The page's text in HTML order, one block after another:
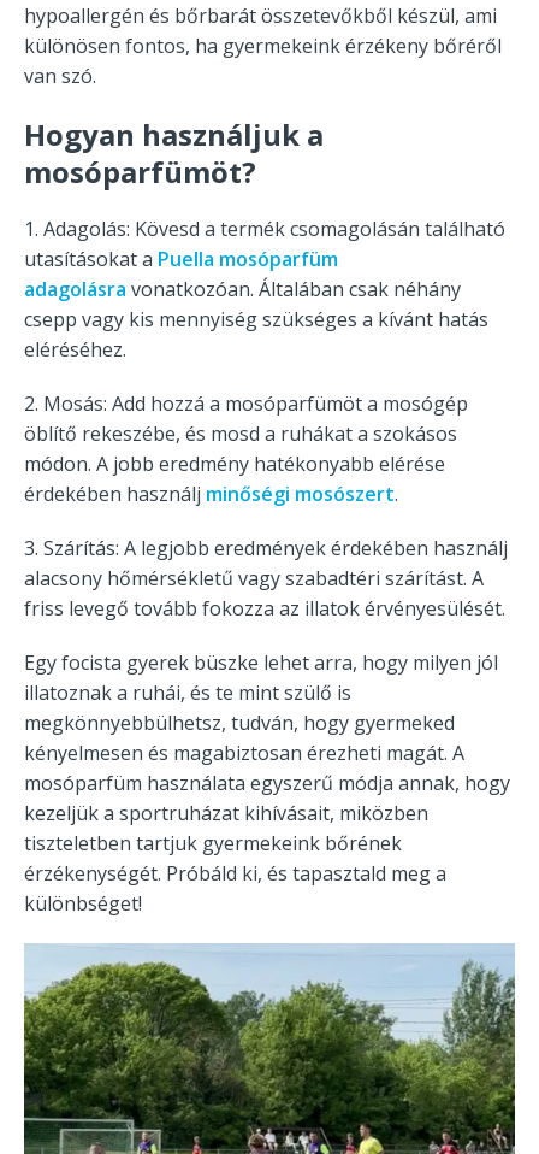
hypoallergén és bőrbarát összetevőkből készül, ami
különösen fontos, ha gyermekeink érzékeny bőréről
van szó.
Hogyan használjuk a
mosóparfümöt?
1. Adagolás: Kövesd a termék csomagolásán található
utasításokat a Puella mosóparfüm
adagolásra vonatkozóan. Általában csak néhány
csepp vagy kis mennyiség szükséges a kívánt hatás
eléréséhez.
2. Mosás: Add hozzá a mosóparfümöt a mosógép
öblítő rekeszébe, és mosd a ruhákat a szokásos
módon. A jobb eredmény hatékonyabb elérése
érdekében használj minőségi mosószert.
3. Szárítás: A legjobb eredmények érdekében használj
alacsony hőmérsékletű vagy szabadtéri szárítást. A
friss levegő tovább fokozza az illatok érvényesülését.
Egy focista gyerek büszke lehet arra, hogy milyen jól
illatoznak a ruhái, és te mint szülő is
megkönnyebbülhetsz, tudván, hogy gyermeked
kényelmesen és magabiztosan érezheti magát. A
mosóparfüm használata egyszerű módja annak, hogy
kezeljük a sportruházat kihívásait, miközben
tiszteletben tartjuk gyermekeink bőrének
érzékenységét. Próbáld ki, és tapasztald meg a
különbséget!